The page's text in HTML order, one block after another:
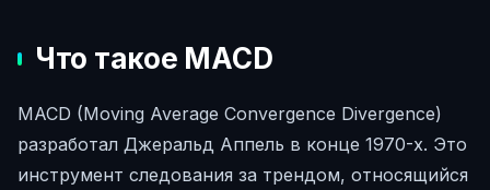
Что такое MACD
MACD (Moving Average Convergence Divergence)
разработал Джеральд Аппель в конце 1970-х. Это
инструмент следования за трендом, относящийся